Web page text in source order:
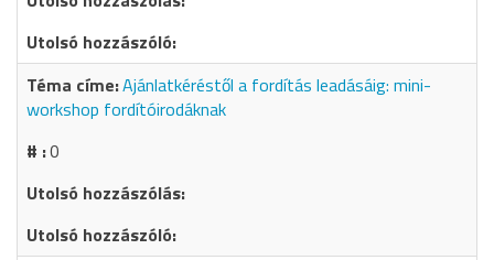
Ajánlatkéréstől a fordítás leadásáig: mini-
workshop fordítóirodáknak
0